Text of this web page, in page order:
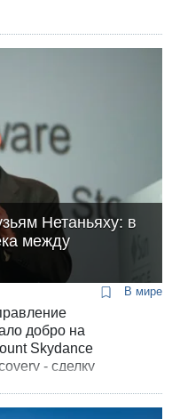
Нетаньяху: в
между
В мире
добро на
Skydance
- сделку